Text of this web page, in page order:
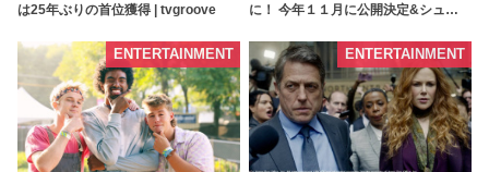
は25年ぶりの首位獲得 | tvgroove
に！ 今年１１月に公開決定&シュワ
tvgroove
ENTERTAINMENT ENTERTAINMENT